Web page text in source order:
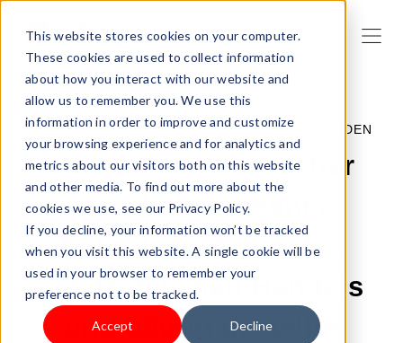
This website stores cookies on your computer.
These cookies are used to collect information
about how you interact with our website and
allow us to remember you. We use this
information in order to improve and customize
your browsing experience and for analytics and
metrics about our visitors both on this website
and other media. To find out more about the
cookies we use, see our Privacy Policy.
If you decline, your information won’t be tracked
when you visit this website. A single cookie will be
used in your browser to remember your
preference not to be tracked.
Accept Decline
21.04.2025 02:00:00 |UNTERNEHMEN GRÜNDEN
Was ist elektronischer
Geschäftsverkehr?
Definition, Arten des
elektronischen Handels
und häufig gestellte